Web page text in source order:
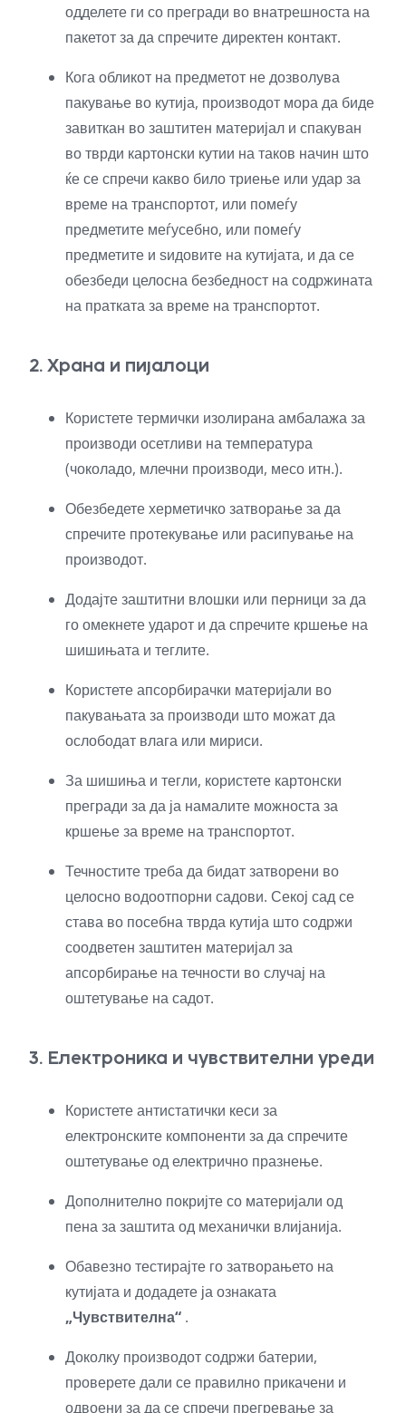
одделете ги со прегради во внатрешноста на
пакетот за да спречите директен контакт.
Кога обликот на предметот не дозволува
пакување во кутија, производот мора да биде
завиткан во заштитен материјал и спакуван
во тврди картонски кутии на таков начин што
ќе се спречи какво било триење или удар за
време на транспортот, или помеѓу
предметите меѓусебно, или помеѓу
предметите и ѕидовите на кутијата, и да се
обезбеди целосна безбедност на содржината
на пратката за време на транспортот.
2. Храна и пијалоци
Користете термички изолирана амбалажа за
производи осетливи на температура
(чоколадо, млечни производи, месо итн.).
Обезбедете херметичко затворање за да
спречите протекување или расипување на
производот.
Додајте заштитни влошки или перници за да
го омекнете ударот и да спречите кршење на
шишињата и теглите.
Користете апсорбирачки материјали во
пакувањата за производи што можат да
ослободат влага или мириси.
За шишиња и тегли, користете картонски
прегради за да ја намалите можноста за
кршење за време на транспортот.
Течностите треба да бидат затворени во
целосно водоотпорни садови. Секој сад се
става во посебна тврда кутија што содржи
соодветен заштитен материјал за
апсорбирање на течности во случај на
оштетување на садот.
3. Електроника и чувствителни уреди
Користете антистатички кеси за
електронските компоненти за да спречите
оштетување од електрично празнење.
Дополнително покријте со материјали од
пена за заштита од механички влијанија.
Обавезно тестирајте го затворањето на
кутијата и додадете ја ознаката
„Чувствителна“ .
Доколку производот содржи батерии,
проверете дали се правилно прикачени и
одвоени за да се спречи прегревање за